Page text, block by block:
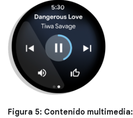
Figura 5: Contenido multimedia: